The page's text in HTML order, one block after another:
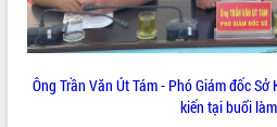
Khám bệnh, cấp phát thuốc miễn phí
Hội nghị UBND tỉnh Đắk Lắk thường kỳ
Ông Trần Văn Út Tám - Phó Giám đốc
kiến tại buổi